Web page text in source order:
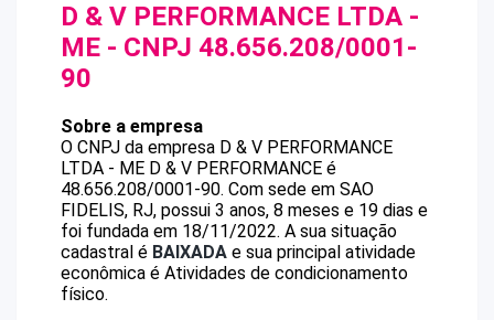
D & V PERFORMANCE LTDA -
ME - CNPJ 48.656.208/0001-
90
Sobre a empresa
O CNPJ da empresa D & V PERFORMANCE
LTDA - ME D & V PERFORMANCE é
48.656.208/0001-90. Com sede em SAO
FIDELIS, RJ, possui 3 anos, 8 meses e 19 dias e
foi fundada em 18/11/2022. A sua situação
cadastral é BAIXADA e sua principal atividade
econômica é Atividades de condicionamento
físico.